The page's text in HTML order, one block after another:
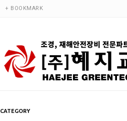
+ BOOKMARK
CATEGORY